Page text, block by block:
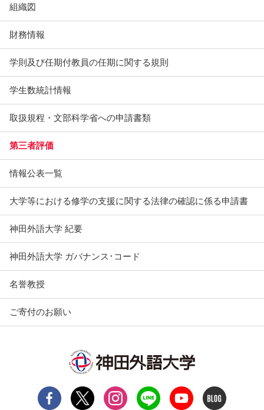
組織図
財務情報
学則及び任期付教員の任期に関する規則
学生数統計情報
取扱規程・文部科学省への申請書類
第三者評価
情報公表一覧
大学等における修学の支援に関する法律の確認に係る申請書
神田外語大学 紀要
神田外語大学 ガバナンス･コード
名誉教授
ご寄付のお願い